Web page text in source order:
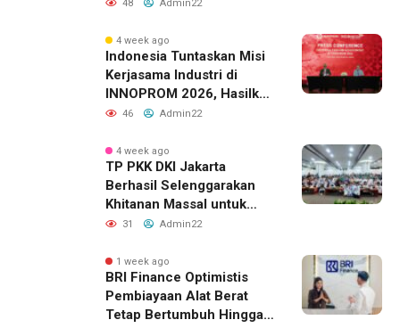
48 Admin22
4 week ago
Indonesia Tuntaskan Misi
Kerjasama Industri di
INNOPROM 2026, Hasilkan
Belasan Kerja Sama
46 Admin22
4 week ago
TP PKK DKI Jakarta
Berhasil Selenggarakan
Khitanan Massal untuk
Lebih dari 2.000 Anak:
Raih Penghargaan MURI
31 Admin22
1 week ago
BRI Finance Optimistis
Pembiayaan Alat Berat
Tetap Bertumbuh Hingga